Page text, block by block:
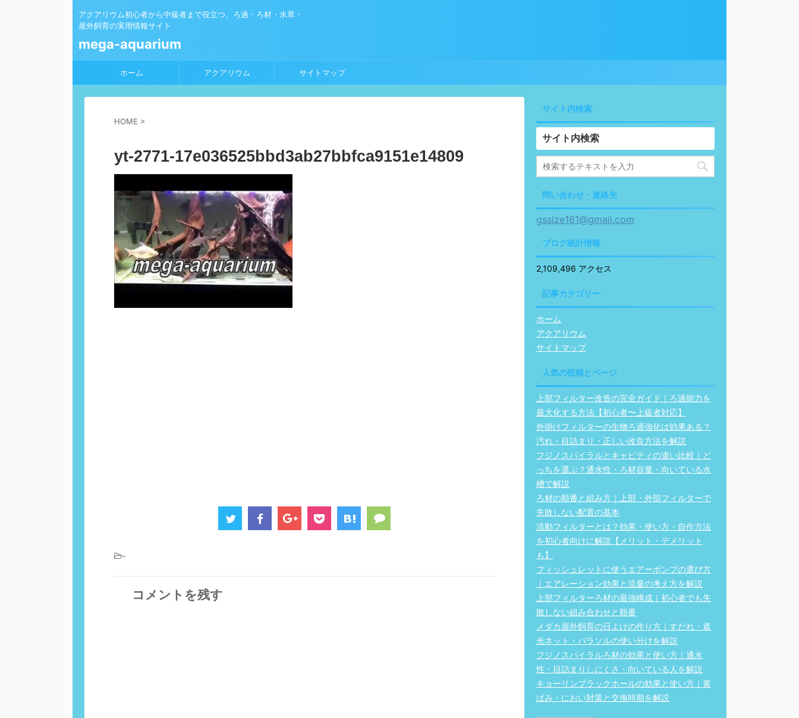
アクアリウム初心者から中級者まで役立つ、ろ過・ろ材・水草・
屋外飼育の実用情報サイト
mega-aquarium
ホーム アクアリウム サイトマップ
HOME >
yt-2771-17e036525bbd3ab27bbfca9151e14809
-
コメントを残す
サイト内検索
サイト内検索
問い合わせ・連絡先
gssize161@gmail.com
ブログ統計情報
2,109,496 アクセス
記事カテゴリー
ホーム
アクアリウム
サイトマップ
人気の投稿とページ
上部フィルター改造の完全ガイド｜ろ過能力を
最大化する方法【初心者〜上級者対応】
外掛けフィルターの生物ろ過強化は効果ある？
汚れ・目詰まり・正しい改良方法を解説
フジノスパイラルとキャビティの違い比較｜ど
っちを選ぶ？通水性・ろ材容量・向いている水
槽で解説
ろ材の順番と組み方｜上部・外部フィルターで
失敗しない配置の基本
流動フィルターとは？効果・使い方・自作方法
を初心者向けに解説【メリット・デメリット
も】
フィッシュレットに使うエアーポンプの選び方
｜エアレーション効果と流量の考え方を解説
上部フィルターろ材の最強構成｜初心者でも失
敗しない組み合わせと順番
メダカ屋外飼育の日よけの作り方｜すだれ・遮
光ネット・パラソルの使い分けを解説
フジノスパイラルろ材の効果と使い方｜通水
性・目詰まりしにくさ・向いている人を解説
キョーリンブラックホールの効果と使い方｜黄
ばみ・におい対策と交換時期を解説